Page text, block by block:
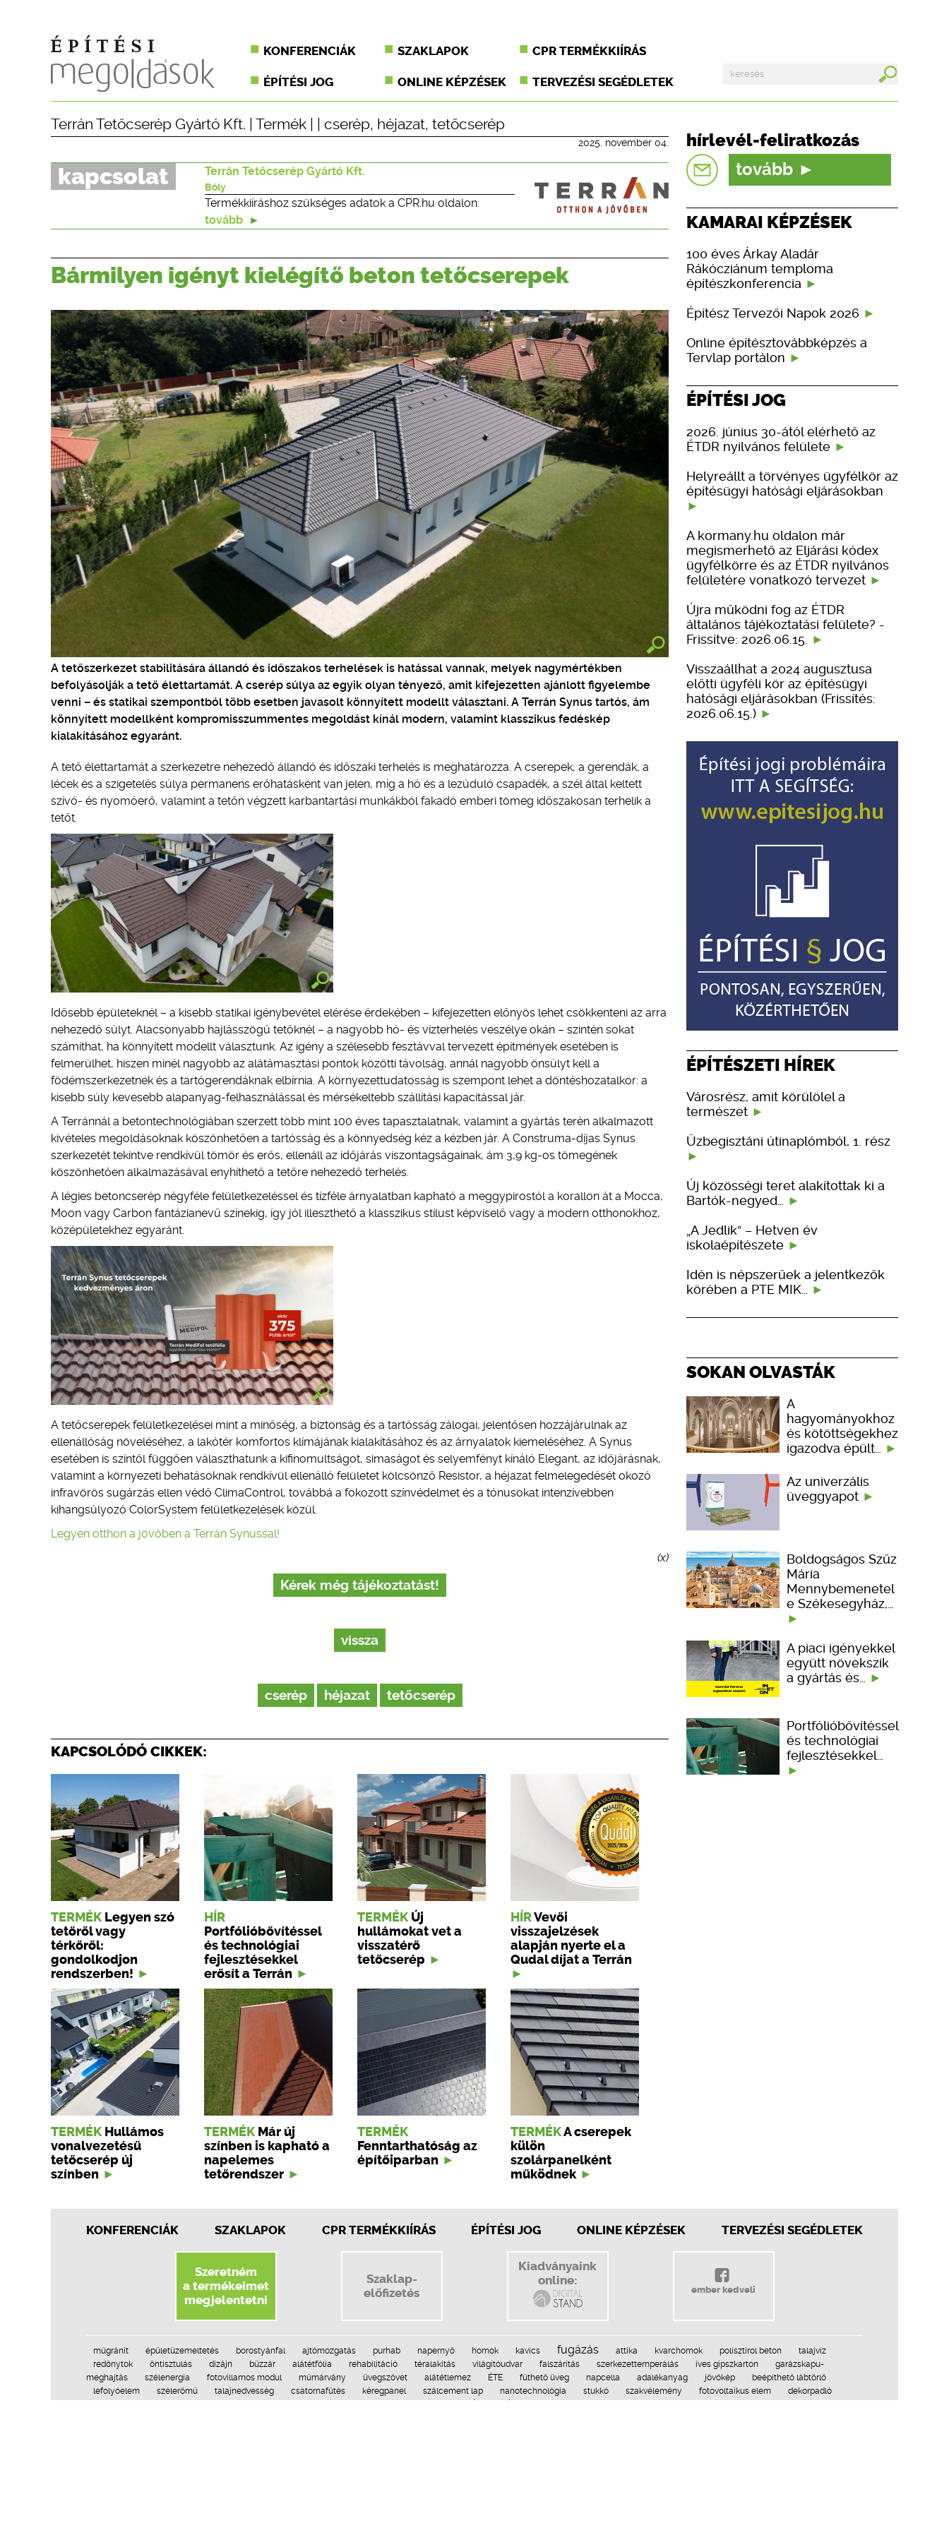
KONFERENCIÁK SZAKLAPOK CPR TERMÉKKIÍRÁS
ÉPÍTÉSI JOG ONLINE KÉPZÉSEK TERVEZÉSI SEGÉDLETEK
Terrán Tetőcserép Gyártó Kft. Termék cserép, héjazat, tetőcserép
2025. november 04.
kapcsolat Terrán Tetőcserép Gyártó Kft.
Bóly
Termékkiíráshoz szükséges adatok a CPR.hu oldalon:
tovább
Bármilyen igényt kielégítő beton tetőcserepek
A tetőszerkezet stabilitására állandó és időszakos terhelések is hatással vannak, melyek nagymértékben
befolyásolják a tető élettartamát. A cserép súlya az egyik olyan tényező, amit kifejezetten ajánlott figyelembe
venni – és statikai szempontból több esetben javasolt könnyített modellt választani. A Terrán Synus tartós, ám
könnyített modellként kompromisszummentes megoldást kínál modern, valamint klasszikus fedéskép
kialakításához egyaránt.
A tető élettartamát a szerkezetre nehezedő állandó és időszaki terhelés is meghatározza. A cserepek, a gerendák, a
lécek és a szigetelés súlya permanens erőhatásként van jelen, míg a hó és a lezúduló csapadék, a szél által keltett
szívó- és nyomóerő, valamint a tetőn végzett karbantartási munkákból fakadó emberi tömeg időszakosan terhelik a
tetőt.
Idősebb épületeknél – a kisebb statikai igénybevétel elérése érdekében – kifejezetten előnyös lehet csökkenteni az arra
nehezedő súlyt. Alacsonyabb hajlásszögű tetőknél – a nagyobb hó- és vízterhelés veszélye okán – szintén sokat
számíthat, ha könnyített modellt választunk. Az igény a szélesebb fesztávval tervezett építmények esetében is
felmerülhet, hiszen minél nagyobb az alátámasztási pontok közötti távolság, annál nagyobb önsúlyt kell a
födémszerkezetnek és a tartógerendáknak elbírnia. A környezettudatosság is szempont lehet a döntéshozatalkor: a
kisebb súly kevesebb alapanyag-felhasználással és mérsékeltebb szállítási kapacitással jár.
A Terránnál a betontechnológiában szerzett több mint 100 éves tapasztalatnak, valamint a gyártás terén alkalmazott
kivételes megoldásoknak köszönhetően a tartósság és a könnyedség kéz a kézben jár. A Construma-díjas Synus
szerkezetét tekintve rendkívül tömör és erős, ellenáll az időjárás viszontagságainak, ám 3,9 kg-os tömegének
köszönhetően alkalmazásával enyhíthető a tetőre nehezedő terhelés.
A légies betoncserép négyféle felületkezeléssel és tízféle árnyalatban kapható a meggypirostól a korallon át a Mocca,
Moon vagy Carbon fantázianevű színekig, így jól illeszthető a klasszikus stílust képviselő vagy a modern otthonokhoz,
középületekhez egyaránt.
A tetőcserepek felületkezelései mint a minőség, a biztonság és a tartósság zálogai, jelentősen hozzájárulnak az
ellenállóság növeléséhez, a lakótér komfortos klímájának kialakításához és az árnyalatok kiemeléséhez. A Synus
esetében is színtől függően választhatunk a kifinomultságot, simaságot és selyemfényt kínáló Elegant, az időjárásnak,
valamint a környezeti behatásoknak rendkívül ellenálló felületet kölcsönző Resistor, a héjazat felmelegedését okozó
infravörös sugárzás ellen védő ClimaControl, továbbá a fokozott színvédelmet és a tónusokat intenzívebben
kihangsúlyozó ColorSystem felületkezelések közül.
Legyen otthon a jövőben a Terrán Synussal!
(x)
Kérek még tájékoztatást!
vissza
cserép héjazat tetőcserép
KAPCSOLÓDÓ CIKKEK:
TERMÉK Legyen szó
tetőről vagy
térkőről:
gondolkodjon
rendszerben!
HÍR
Portfólióbővítéssel
és technológiai
fejlesztésekkel
erősít a Terrán
TERMÉK Új
hullámokat vet a
visszatérő
tetőcserép
HÍRVevői
visszajelzések
alapján nyerte el a
Qudal díjat a Terrán
TERMÉK Hullámos
vonalvezetésű
tetőcserép új
színben
TERMÉK Már új
színben is kapható a
napelemes
tetőrendszer
TERMÉK
Fenntarthatóság az
építőiparban
TERMÉKA cserepek
külön
szolárpanelként
működnek
hírlevél-feliratkozás
tovább
KAMARAI KÉPZÉSEK
100 éves Árkay Aladár
Rákócziánum temploma
építészkonferencia
Építész Tervezői Napok 2026
Online építésztovábbképzés a
Tervlap portálon
ÉPÍTÉSI JOG
2026. június 30-ától elérhető az
ÉTDR nyilvános felülete
Helyreállt a törvényes ügyfélkör az
építésügyi hatósági eljárásokban
A kormany.hu oldalon már
megismerhető az Eljárási kódex
ügyfélkörre és az ÉTDR nyilvános
felületére vonatkozó tervezet
Újra működni fog az ÉTDR
általános tájékoztatási felülete? -
Frissítve: 2026.06.15.
Visszaállhat a 2024 augusztusa
előtti ügyféli kör az építésügyi
hatósági eljárásokban (Frissítés:
2026.06.15.)
ÉPÍTÉSZETI HÍREK
Városrész, amit körülölel a
természet
Üzbegisztáni útinaplómból, 1. rész
Új közösségi teret alakítottak ki a
Bartók-negyed…
„A Jedlik” – Hetven év
iskolaépítészete
Idén is népszerűek a jelentkezők
körében a PTE MIK…
SOKAN OLVASTÁK
A
hagyományokhoz
és kötöttségekhez
igazodva épült…
Az univerzális
üveggyapot
Boldogságos Szűz
Mária
Mennybemenetel
e Székesegyház,…
A piaci igényekkel
együtt növekszik
a gyártás és…
Portfólióbővítéssel
és technológiai
fejlesztésekkel…
KONFERENCIÁK SZAKLAPOK CPR TERMÉKKIÍRÁS ÉPÍTÉSI JOG ONLINE KÉPZÉSEK TERVEZÉSI SEGÉDLETEK
Szeretném
a termékeimet
megjelentetni
Szaklap-
előfizetés
Kiadványaink
online:
ember kedveli
műgránit épületüzemeltetés borostyánfal ajtómozgatás purhab napernyő homok kavics fugázás attika kvarchomok polisztirol beton
talajvíz
redőnytok
öntisztulás dizájn bűzzár alátétfólia rehabilitáció téralakítás világítóudvar falszárítás szerkezettemperálás íves gipszkarton
garázskapu-
meghajtás
szélenergia fotovillamos modul műmárvány üvegszövet alátétlemez ÉTE fűthető üveg napcella adalékanyag jövőkép
beépíthető lábtörlő
lefolyóelem
szélerőmű talajnedvesség csatornafűtés kéregpanel szálcement lap nanotechnológia stukkó szakvélemény fotovoltaikus elem
dekorpadló
alapozás